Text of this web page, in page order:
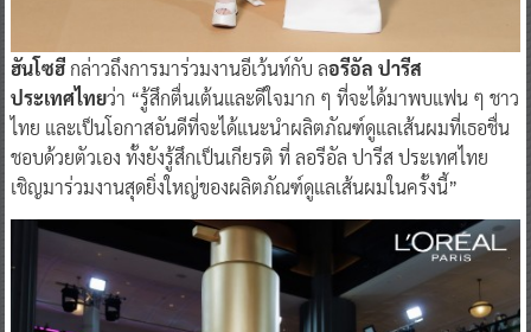
ฮันโซฮีกล่าวถึงการมาร่วมงานอีเว้นท์กับ ลอรีอัล ปารีส
ประเทศไทยว่า “รู้สึกตื่นเต้นและดีใจมาก ๆ ที่จะได้มาพบแฟน ๆ ชาว
ไทย และเป็นโอกาสอันดีที่จะได้แนะนำผลิตภัณฑ์ดูแลเส้นผมที่เธอชื่น
ชอบด้วยตัวเอง ทั้งยังรู้สึกเป็นเกียรติ ที่ ลอรีอัล ปารีส ประเทศไทย
เชิญมาร่วมงานสุดยิ่งใหญ่ของผลิตภัณฑ์ดูแลเส้นผมในครั้งนี้”